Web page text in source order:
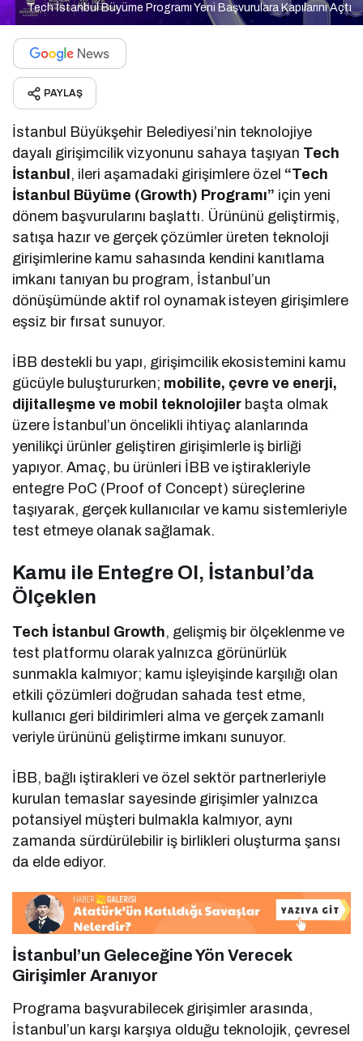
Tech İstanbul Büyüme Programı Yeni Başvurulara Kapılarını Açtı
PAYLAŞ
İstanbul Büyükşehir Belediyesi’nin teknolojiye
dayalı girişimcilik vizyonunu sahaya taşıyan Tech
İstanbul, ileri aşamadaki girişimlere özel “Tech
İstanbul Büyüme (Growth) Programı” için yeni
dönem başvurularını başlattı. Ürününü geliştirmiş,
satışa hazır ve gerçek çözümler üreten teknoloji
girişimlerine kamu sahasında kendini kanıtlama
imkanı tanıyan bu program, İstanbul’un
dönüşümünde aktif rol oynamak isteyen girişimlere
eşsiz bir fırsat sunuyor.
İBB destekli bu yapı, girişimcilik ekosistemini kamu
gücüyle buluştururken; mobilite, çevre ve enerji,
dijitalleşme ve mobil teknolojiler başta olmak
üzere İstanbul’un öncelikli ihtiyaç alanlarında
yenilikçi ürünler geliştiren girişimlerle iş birliği
yapıyor. Amaç, bu ürünleri İBB ve iştirakleriyle
entegre PoC (Proof of Concept) süreçlerine
taşıyarak, gerçek kullanıcılar ve kamu sistemleriyle
test etmeye olanak sağlamak.
Kamu ile Entegre Ol, İstanbul’da
Ölçeklen
Tech İstanbul Growth, gelişmiş bir ölçeklenme ve
test platformu olarak yalnızca görünürlük
sunmakla kalmıyor; kamu işleyişinde karşılığı olan
etkili çözümleri doğrudan sahada test etme,
kullanıcı geri bildirimleri alma ve gerçek zamanlı
veriyle ürününü geliştirme imkanı sunuyor.
İBB, bağlı iştirakleri ve özel sektör partnerleriyle
kurulan temaslar sayesinde girişimler yalnızca
potansiyel müşteri bulmakla kalmıyor, aynı
zamanda sürdürülebilir iş birlikleri oluşturma şansı
da elde ediyor.
İstanbul’un Geleceğine Yön Verecek
Girişimler Aranıyor
Programa başvurabilecek girişimler arasında,
İstanbul’un karşı karşıya olduğu teknolojik, çevresel